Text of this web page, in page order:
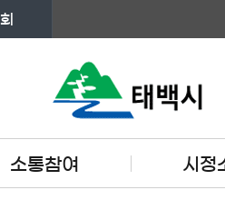
소통참여 시정